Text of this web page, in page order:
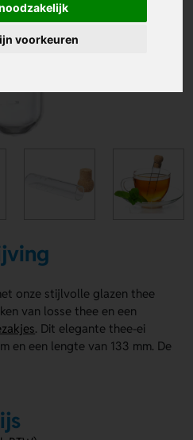
voorkeuren
onze stijlvolle glazen thee
van losse thee en een
. Dit elegante thee-ei
en een lengte van 133 mm. De
voegt een warme,
een opdruk of gravure op de
praktische en esthetische